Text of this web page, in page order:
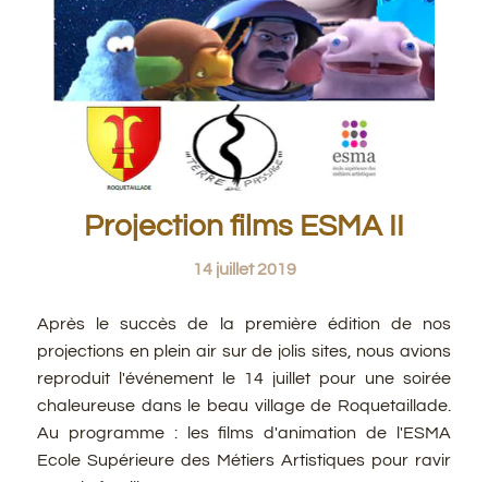
Projection films ESMA II
14 juillet 2019
Après le succès de la première édition de nos
projections en plein air sur de jolis sites, nous avions
reproduit l'événement le 14 juillet pour une soirée
chaleureuse dans le beau village de Roquetaillade.
Au programme : les films d'animation de l'ESMA
Ecole Supérieure des Métiers Artistiques pour ravir